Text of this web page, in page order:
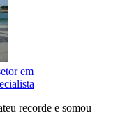
em
recorde e somou